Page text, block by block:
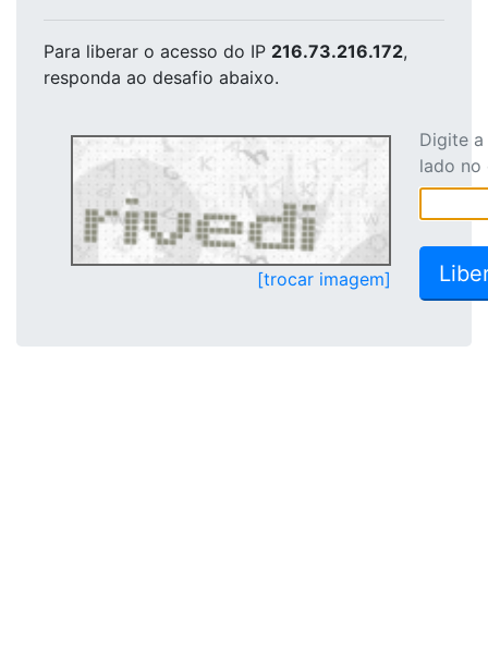
Para liberar o acesso do IP 216.73.216.172,
responda ao desafio abaixo.
[trocar imagem]
Digite
lado no